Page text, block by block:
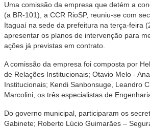
Uma comissão da empresa que detém a
(a BR-101), a CCR RioSP, reuniu-se com
Itaguaí na sede da prefeitura na terça-feira
apresentar os planos de intervenção para
ações já previstas em contrato.
A comissão da empresa foi composta por
de Relações Institucionais; Otavio Melo -
Institucionais; Kendi Sanbonsuge, Leandro
Marcolini, os três especialistas de
Do governo municipal, participaram os
Gabinete; Roberto Lúcio Guimarães –